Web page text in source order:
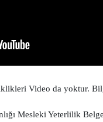
Video da yoktur.
Mesleki Yeterlilik